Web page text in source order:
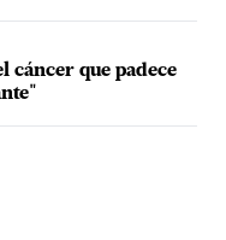
cáncer que padece